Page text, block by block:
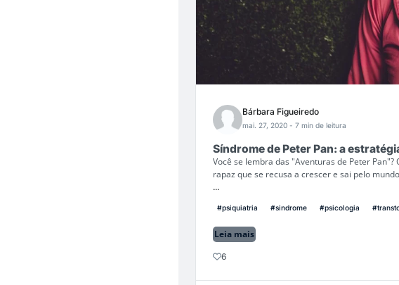
Bárbara Figueiredo
mai. 27, 2020 - 7 min de leitura
Síndrome de Peter Pan: a
Você se lembra das "Aventuras de Peter
rapaz que se recusa a crescer e sai pelo
...
#psiquiatria #sindrome #psicologia
Leia mais
6